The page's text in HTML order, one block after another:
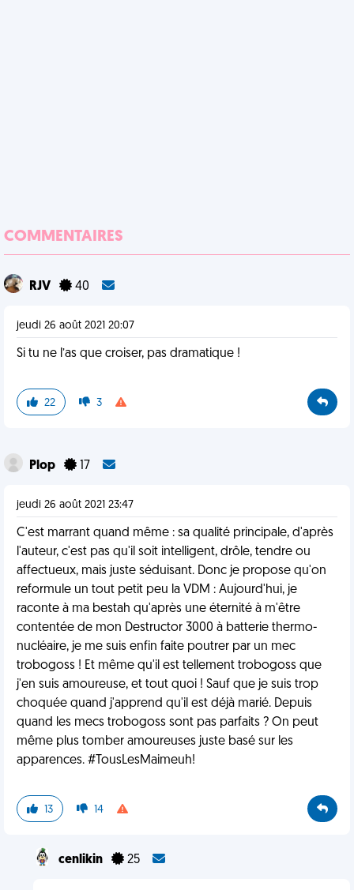
COMMENTAIRES
RJV 40
jeudi 26 août 2021 20:07
Si tu ne l’as que croiser, pas dramatique !
22 3
Plop 17
jeudi 26 août 2021 23:47
C'est marrant quand même : sa qualité principale, d'après
l'auteur, c'est pas qu'il soit intelligent, drôle, tendre ou
affectueux, mais juste séduisant. Donc je propose qu'on
reformule un tout petit peu la VDM : Aujourd'hui, je
raconte à ma bestah qu'après une éternité à m'être
contentée de mon Destructor 3000 à batterie thermo-
nucléaire, je me suis enfin faite poutrer par un mec
trobogoss ! Et même qu'il est tellement trobogoss que
j'en suis amoureuse, et tout quoi ! Sauf que je suis trop
choquée quand j'apprend qu'il est déjà marié. Depuis
quand les mecs trobogoss sont pas parfaits ? On peut
même plus tomber amoureuses juste basé sur les
apparences. #TousLesMaimeuh!
13 14
cenlikin 25